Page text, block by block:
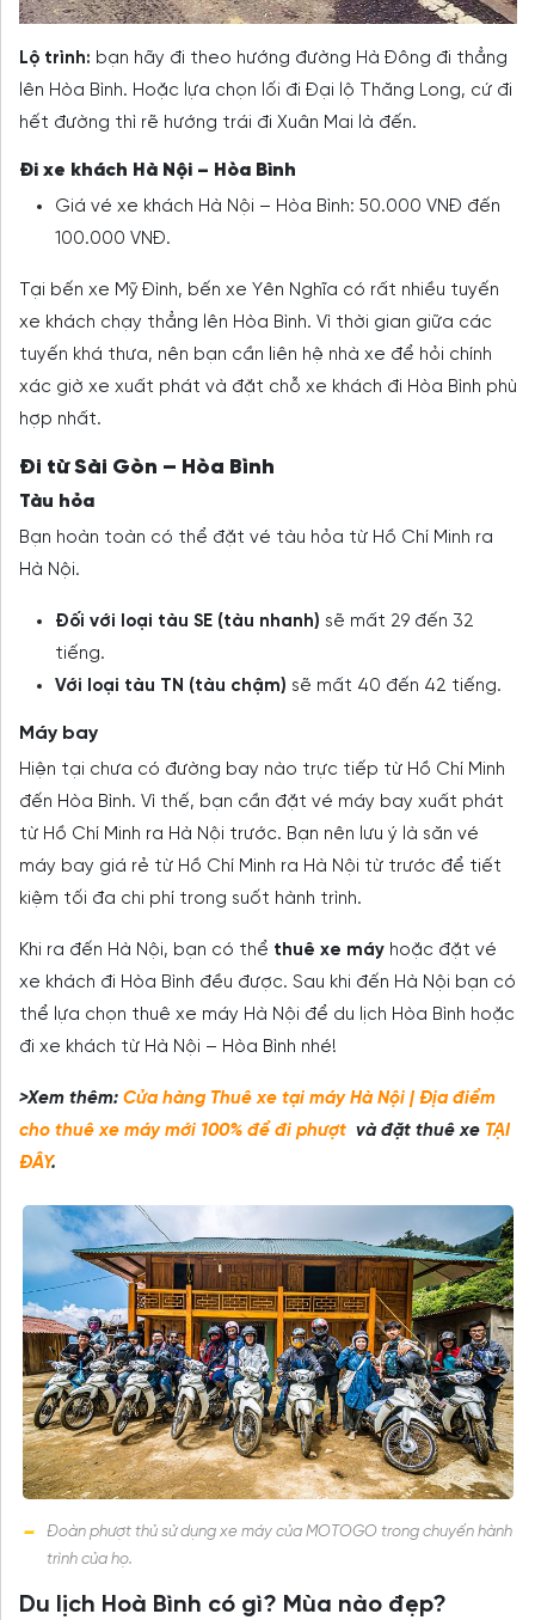
Lộ trình: bạn hãy đi theo hướng đường Hà Đông đi thẳng
lên Hòa Bình. Hoặc lựa chọn lối đi Đại lộ Thăng Long, cứ đi
hết đường thì rẽ hướng trái đi Xuân Mai là đến.
Đi xe khách Hà Nội – Hòa Bình
Giá vé xe khách Hà Nội – Hòa Bình: 50.000 VNĐ đến
100.000 VNĐ.
Tại bến xe Mỹ Đình, bến xe Yên Nghĩa có rất nhiều tuyến
xe khách chạy thẳng lên Hòa Bình. Vì thời gian giữa các
tuyến khá thưa, nên bạn cần liên hệ nhà xe để hỏi chính
xác giờ xe xuất phát và đặt chỗ xe khách đi Hòa Bình phù
hợp nhất.
Đi từ Sài Gòn – Hòa Bình
Tàu hỏa
Bạn hoàn toàn có thể đặt vé tàu hỏa từ Hồ Chí Minh ra
Hà Nội.
Đối với loại tàu SE (tàu nhanh) sẽ mất 29 đến 32
tiếng.
Với loại tàu TN (tàu chậm) sẽ mất 40 đến 42 tiếng.
Máy bay
Hiện tại chưa có đường bay nào trực tiếp từ Hồ Chí Minh
đến Hòa Bình. Vì thế, bạn cần đặt vé máy bay xuất phát
từ Hồ Chí Minh ra Hà Nội trước. Bạn nên lưu ý là săn vé
máy bay giá rẻ từ Hồ Chí Minh ra Hà Nội từ trước để tiết
kiệm tối đa chi phí trong suốt hành trình.
Khi ra đến Hà Nội, bạn có thể thuê xe máy hoặc đặt vé
xe khách đi Hòa Bình đều được. Sau khi đến Hà Nội bạn có
thể lựa chọn thuê xe máy Hà Nội để du lịch Hòa Bình hoặc
đi xe khách từ Hà Nội – Hòa Bình nhé!
>Xem thêm: Cửa hàng Thuê xe tại máy Hà Nội | Địa điểm
cho thuê xe máy mới 100% để đi phượt và đặt thuê xe TẠI
ĐÂY.
Đoàn phượt thủ sử dụng xe máy của MOTOGO trong chuyến hành
trình của họ.
Du lịch Hoà Bình có gì? Mùa nào đẹp?